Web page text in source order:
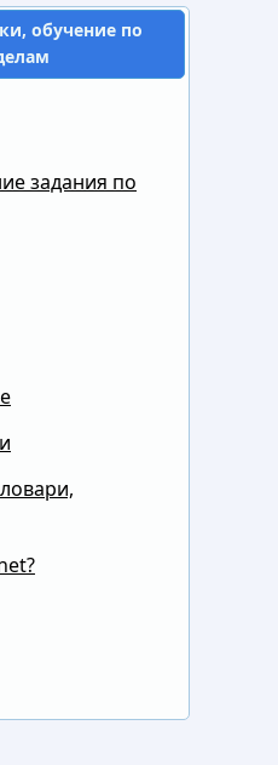
обучение по
задания по